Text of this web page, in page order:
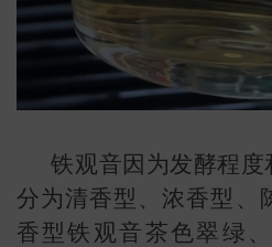
铁观音因为发酵程度
分为清香型、浓香型、
香型铁观音茶色翠绿